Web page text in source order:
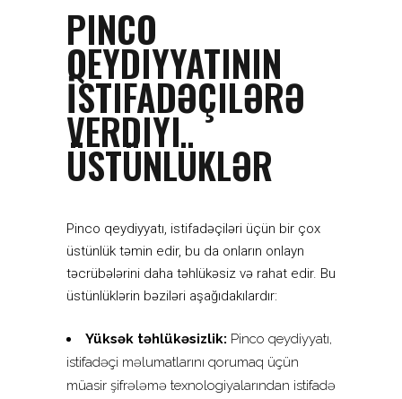
PINCO
QEYDIYYATININ
İSTIFADƏÇILƏRƏ
VERDIYI
ÜSTÜNLÜKLƏR
Pinco qeydiyyatı, istifadəçiləri üçün bir çox
üstünlük təmin edir, bu da onların onlayn
təcrübələrini daha təhlükəsiz və rahat edir. Bu
üstünlüklərin bəziləri aşağıdakılardır:
Yüksək təhlükəsizlik: Pinco qeydiyyatı,
istifadəçi məlumatlarını qorumaq üçün
müasir şifrələmə texnologiyalarından istifadə